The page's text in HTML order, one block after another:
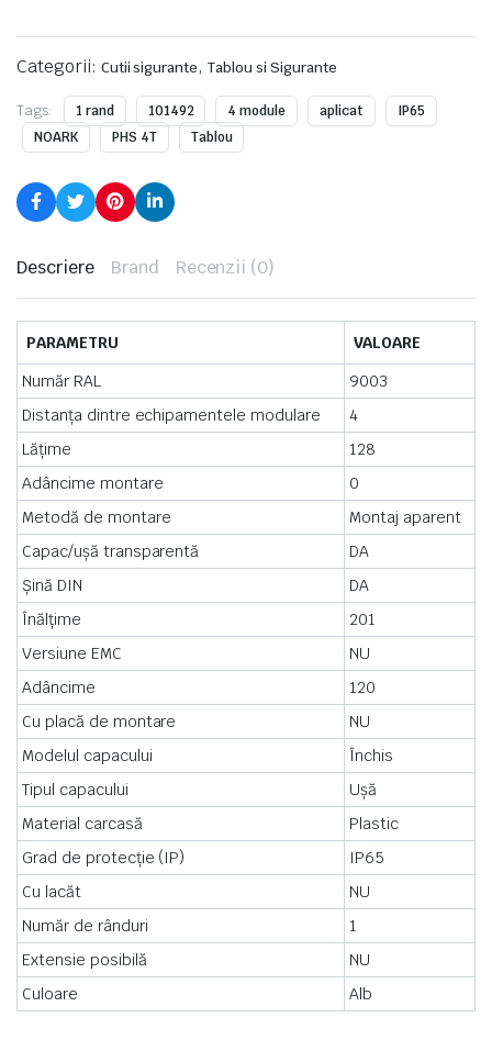
Categorii: Cutii sigurante,Tablou si Sigurante
Tags: 1 rand 101492 4 module aplicat
IP65
NOARK
PHS 4T Tablou
Descriere Brand Recenzii (0)
PARAMETRU
VALOARE
Număr RAL
9003
Distanța dintre echipamentele modulare
4
Lățime
128
Adâncime montare
0
Metodă de montare
Montaj aparent
Capac/ușă transparentă
DA
Șină DIN
DA
Înălțime
201
Versiune EMC
NU
Adâncime
120
Cu placă de montare
NU
Modelul capacului
Închis
Tipul capacului
Ușă
Material carcasă
Plastic
Grad de protecție (IP)
IP65
Cu lacăt
NU
Număr de rânduri
1
Extensie posibilă
NU
Culoare
Alb